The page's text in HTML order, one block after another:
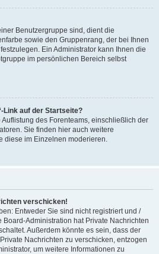
Benutzergruppe sind, dient die
sowie den Gruppenrang, der bei Ihnen
Ein Administrator kann Ihnen die
im persönlichen Bereich selbst
Link auf der Startseite?
des Forenteams, einschließlich der
Sie finden hier auch weitere
diese im Einzelnen moderieren.
verschicken!
Entweder Sie sind nicht registriert und /
Administration hat Private Nachrichten
Außerdem könnte es sein, dass der
Nachrichten zu verschicken, entzogen
um weitere Informationen zu